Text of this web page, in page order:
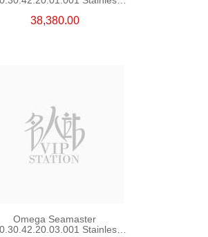
38,380.00
Omega Seamaster
Stainless